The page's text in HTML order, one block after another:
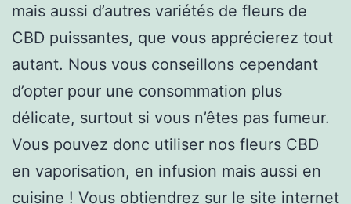
mais aussi d’autres variétés de fleurs de
CBD puissantes, que vous apprécierez tout
autant. Nous vous conseillons cependant
d’opter pour une consommation plus
délicate, surtout si vous n’êtes pas fumeur.
Vous pouvez donc utiliser nos fleurs CBD
en vaporisation, en infusion mais aussi en
cuisine ! Vous obtiendrez sur le site internet